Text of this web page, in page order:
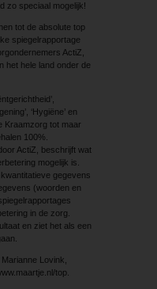
zo speciaal mogelijk!
tot de absolute top
spiegelrapportage
ActiZ,
het hele land onder de
‘Hygiëne’ en
Kraamzorg tot maar
100%.
ActiZ, beschrijft wat
mogelijk is.
gegevens
(woorden en
in de zorg.
en ziet het als een
Lovink,
top.